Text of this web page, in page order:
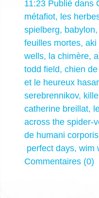
11:23 Publié dans
métafiot, les
spielberg, babylon,
feuilles mortes, aki
wells, la chimère,
todd field, chien
et le heureux
serebrennikov,
catherine breillat,
across the spider-
de humani
perfect days, wim
Commentaires (0)